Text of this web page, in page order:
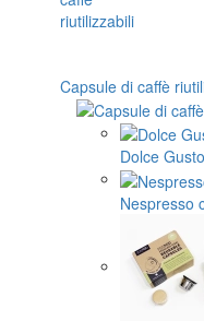
Capsule di caffè
Dolce
Nespresso